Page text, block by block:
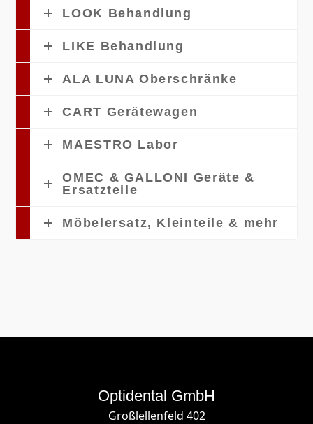
LOOK Behandlung
LIKE Behandlung
ALA LUNA Oberschränke
CART Gerätewagen
MAESTRO Labor
OMEC & GALLONI Geräte &
Ersatzteile
Möbelersatz, Kleinteile & mehr
Optidental GmbH
Großlellenfeld 402